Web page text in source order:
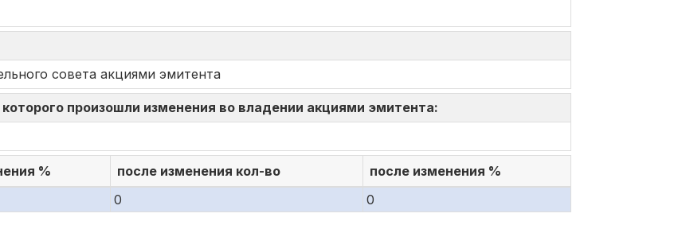
совета акциями эмитента
произошли изменения во владении акциями эмитента:
% после изменения кол-во
после изменения %
0 0